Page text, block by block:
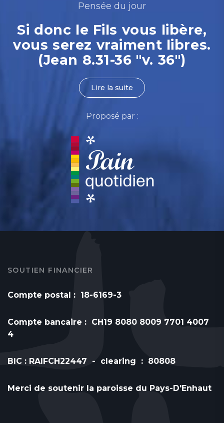
Pensée du jour
Si donc le Fils vous libère,
vous serez vraiment libres.
(Jean 8.31-36 "v. 36")
Lire la suite
Proposé par :
SOUTIEN FINANCIER
Compte postal : 18-6169-3
Compte bancaire : CH19 8080 8009 7701 4007
4
BIC : RAIFCH22447 - clearing : 80808
Merci de soutenir la paroisse du Pays-D'Enhaut